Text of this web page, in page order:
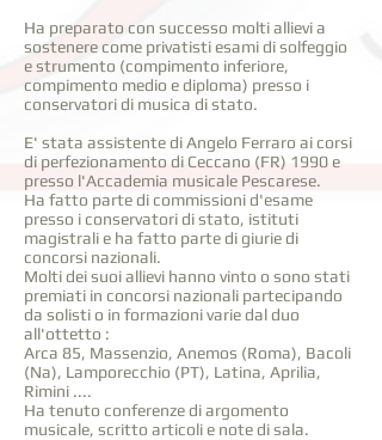
Ha preparato con successo molti allievi a
sostenere come privatisti esami di solfeggio
e strumento (compimento inferiore,
compimento medio e diploma) presso i
conservatori di musica di stato.
E' stata assistente di Angelo Ferraro ai corsi
di perfezionamento di Ceccano (FR) 1990 e
presso l'Accademia musicale Pescarese.
Ha fatto parte di commissioni d'esame
presso i conservatori di stato, istituti
magistrali e ha fatto parte di giurie di
concorsi nazionali.
Molti dei suoi allievi hanno vinto o sono stati
premiati in concorsi nazionali partecipando
da solisti o in formazioni varie dal duo
all'ottetto :
Arca 85, Massenzio, Anemos (Roma), Bacoli
(Na), Lamporecchio (PT), Latina, Aprilia,
Rimini ....
Ha tenuto conferenze di argomento
musicale, scritto articoli e note di sala.